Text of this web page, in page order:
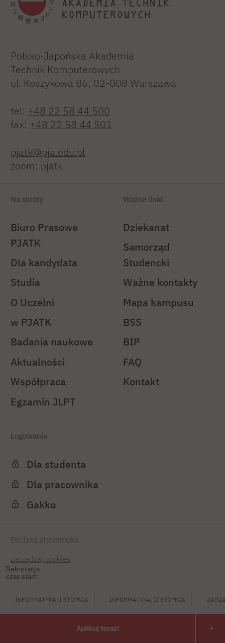
Rekrutacja
czas start:
INFORMATYKA, I STOPNIA INFORMATYKA, II STOPNIA
Aplikuj teraz!
Polsko-Japońska Akademia
Technik Komputerowych
ul. Koszykowa 86; 02-008 Warszawa
tel: +48 22 58 44 500
fax: +48 22 58 44 501
pjatk@pja.edu.pl
zoom: pjatk
Na skróty
Biuro Prasowe
PJATK
Dla kandydata
Studia
O Uczelni
w PJATK
Badania naukowe
Aktualności
Współpraca
Egzamin JLPT
Ważne linki
Dziekanat
Samorząd
Studencki
Ważne kontakty
Mapa kampusu
BSS
BIP
FAQ
Kontakt
Logowanie
Dla studenta
Dla pracownika
Gakko
Polityka prywatności
Zarządzaj cookies